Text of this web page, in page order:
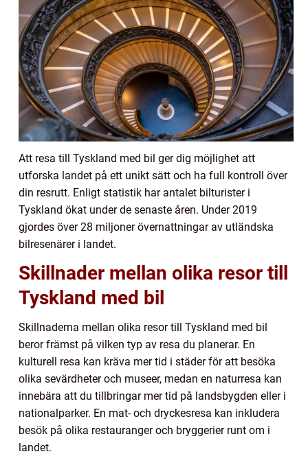
Att resa till Tyskland med bil ger dig möjlighet att
utforska landet på ett unikt sätt och ha full kontroll över
din resrutt. Enligt statistik har antalet bilturister i
Tyskland ökat under de senaste åren. Under 2019
gjordes över 28 miljoner övernattningar av utländska
bilresenärer i landet.
Skillnader mellan olika resor till
Tyskland med bil
Skillnaderna mellan olika resor till Tyskland med bil
beror främst på vilken typ av resa du planerar. En
kulturell resa kan kräva mer tid i städer för att besöka
olika sevärdheter och museer, medan en naturresa kan
innebära att du tillbringar mer tid på landsbygden eller i
nationalparker. En mat- och dryckesresa kan inkludera
besök på olika restauranger och bryggerier runt om i
landet.